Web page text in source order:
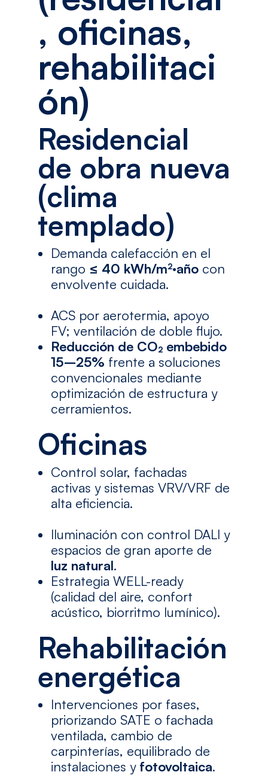
, oficinas,
rehabilitaci
ón)
Residencial
de obra nueva
(clima
templado)
Demanda calefacción en el
rango ≤ 40 kWh/m²·añocon
envolvente cuidada.
ACS por aerotermia, apoyo
FV; ventilación de doble flujo.
Reducción de CO₂ embebido
15–25% frente a soluciones
convencionales mediante
optimización de estructura y
cerramientos.
Oficinas
Control solar, fachadas
activas y sistemas VRV/VRF de
alta eficiencia.
Iluminación con control DALI y
espacios de gran aporte de
luz natural.
Estrategia WELL-ready
(calidad del aire, confort
acústico, biorritmo lumínico).
Rehabilitación
energética
Intervenciones por fases,
priorizando SATE o fachada
ventilada, cambio de
carpinterías, equilibrado de
instalaciones y fotovoltaica.